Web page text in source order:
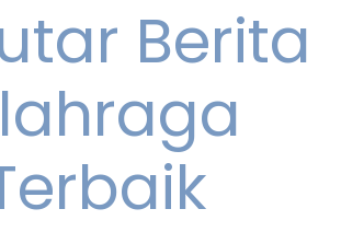
Berita